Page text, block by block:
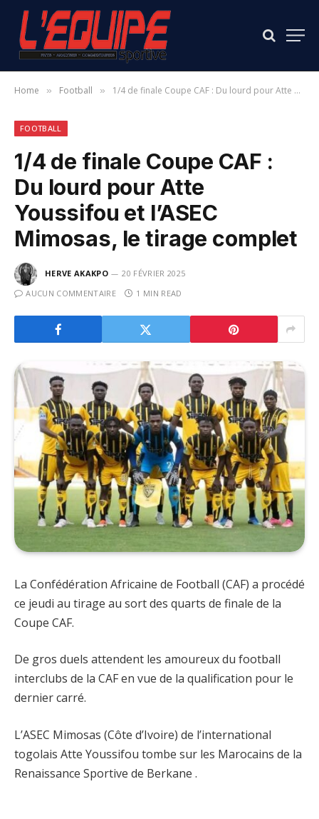
Home » Football » 1/4 de finale Coupe CAF : Du lourd pour Atte Youssifou et l’ASEC Mimosas, le tirage complet
FOOTBALL
1/4 de finale Coupe CAF :
Du lourd pour Atte
Youssifou et l’ASEC
Mimosas, le tirage complet
HERVE AKAKPO
20 FÉVRIER 2025
AUCUN COMMENTAIRE
1 MIN READ
La Confédération Africaine de Football (CAF) a procédé
ce jeudi au tirage au sort des quarts de finale de la
Coupe CAF.
De gros duels attendent les amoureux du football
interclubs de la CAF en vue de la qualification pour le
dernier carré.
L’ASEC Mimosas (Côte d’Ivoire) de l’international
togolais Atte Youssifou tombe sur les Marocains de la
Renaissance Sportive de Berkane .